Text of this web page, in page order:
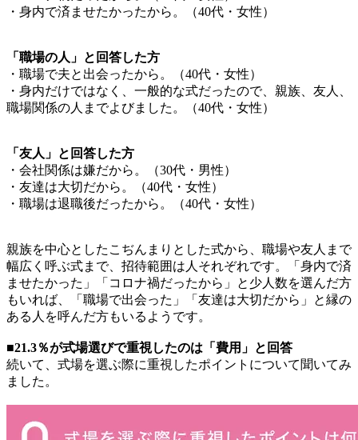
・身内で済ませたかったから。（40代・女性）
「職場の人」と回答した方
・職場で夫と出会ったから。（40代・女性）
・身内だけではなく、一般的な式だったので、親族、友人、
職場関係の人までよびました。（40代・女性）
「友人」と回答した方
・会社関係は嫌だから。（30代・男性）
・友達は大切だから。（40代・女性）
・職場は退職後だったから。（40代・女性）
親族を中心としたこぢんまりとした式から、職場や友人まで
幅広く呼ぶ式まで、招待範囲は人それぞれです。「身内で済
ませたかった」「コロナ禍だったから」と少人数を選んだ方
もいれば、「職場で出会った」「友達は大切だから」と縁の
ある人を呼んだ方もいるようです。
■21.3％が式場選びで重視したのは「費用」と回答
続いて、式場を選ぶ際に重視したポイントについて聞いてみ
ました。